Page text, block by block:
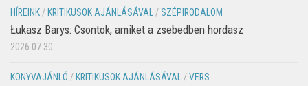
HÍREINK / KRITIKUSOK AJÁNLÁSÁVAL / SZÉPIRODALOM
Łukasz Barys: Csontok, amiket a zsebedben hordasz
2026.07.30.
KÖNYVAJÁNLÓ / KRITIKUSOK AJÁNLÁSÁVAL /VERS